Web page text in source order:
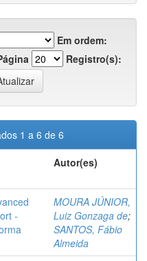
Em ordem:
Registro(s):
1 a 6 de 6
Autor(es)
-
MOURA JÚNIOR,
Luiz Gonzaga de;
SANTOS, Fábio
Almeida